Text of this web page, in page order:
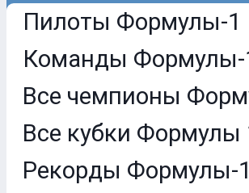
Пилоты Формулы-1
Команды Формулы-
Все чемпионы
Все кубки Формулы
Рекорды Формулы-1